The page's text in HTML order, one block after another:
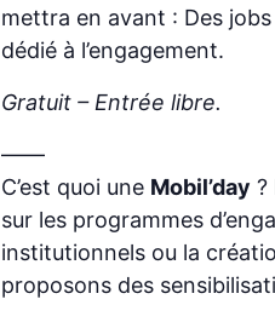
mettra en avant : Des jobs
dédié à l’engagement.
Gratuit – Entrée libre.
——
C’est quoi une Mobil’day ?
sur les programmes
institutionnels ou la
proposons des